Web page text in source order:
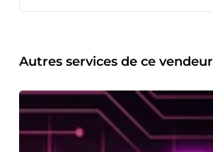
Autres services de ce vendeur